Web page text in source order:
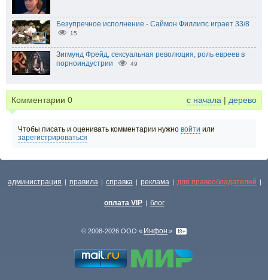
Безупречное исполнение - Саймон Филлипс играет 33/8
15
Зигмунд Фрейд, сексуальная революция, роль евреев в
порноиндустрии
49
Комментарии 0 с начала | дерево
Чтобы писать и оценивать комментарии нужно войти или
зарегистрироваться
администрация | правила | справка | реклама | для правообладателей |
оплата VIP | блог
© 2008-2026 ООО « Инфон »